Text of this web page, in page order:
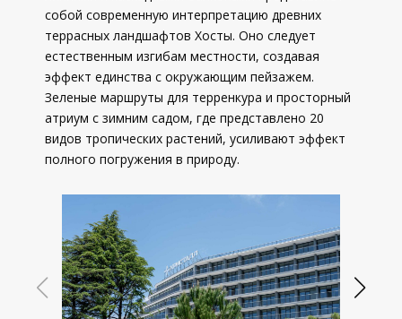
собой современную интерпретацию древних
террасных ландшафтов Хосты. Оно следует
естественным изгибам местности, создавая
эффект единства с окружающим пейзажем.
Зеленые маршруты для терренкура и просторный
атриум с зимним садом, где представлено 20
видов тропических растений, усиливают эффект
полного погружения в природу.